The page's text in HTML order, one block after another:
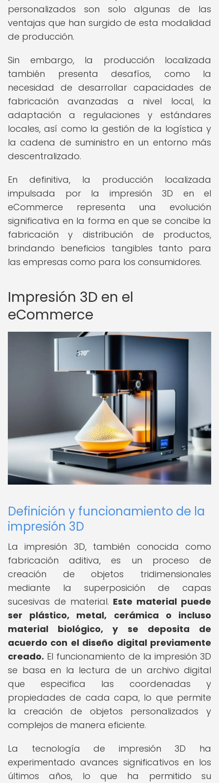
personalizados son solo algunas de las
ventajas que han surgido de esta modalidad
de producción.
Sin embargo, la producción localizada
también presenta desafíos, como la
necesidad de desarrollar capacidades de
fabricación avanzadas a nivel local, la
adaptación a regulaciones y estándares
locales, así como la gestión de la logística y
la cadena de suministro en un entorno más
descentralizado.
En definitiva, la producción localizada
impulsada por la impresión 3D en el
eCommerce representa una evolución
significativa en la forma en que se concibe la
fabricación y distribución de productos,
brindando beneficios tangibles tanto para
las empresas como para los consumidores.
Impresión 3D en el
eCommerce
Definición y funcionamiento de la
impresión 3D
La impresión 3D, también conocida como
fabricación aditiva, es un proceso de
creación de objetos tridimensionales
mediante la superposición de capas
sucesivas de material. Este material puede
ser plástico, metal, cerámica o incluso
material biológico, y se deposita de
acuerdo con el diseño digital previamente
creado. El funcionamiento de la impresión 3D
se basa en la lectura de un archivo digital
que especifica las coordenadas y
propiedades de cada capa, lo que permite
la creación de objetos personalizados y
complejos de manera eficiente.
La tecnología de impresión 3D ha
experimentado avances significativos en los
últimos años, lo que ha permitido su